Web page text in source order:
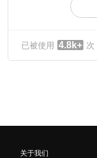
已被使用 4.8k+ 次
关于我们